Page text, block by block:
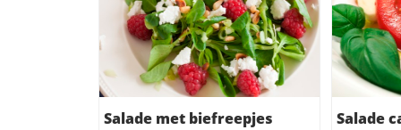
Salade met biefreepjes Salade